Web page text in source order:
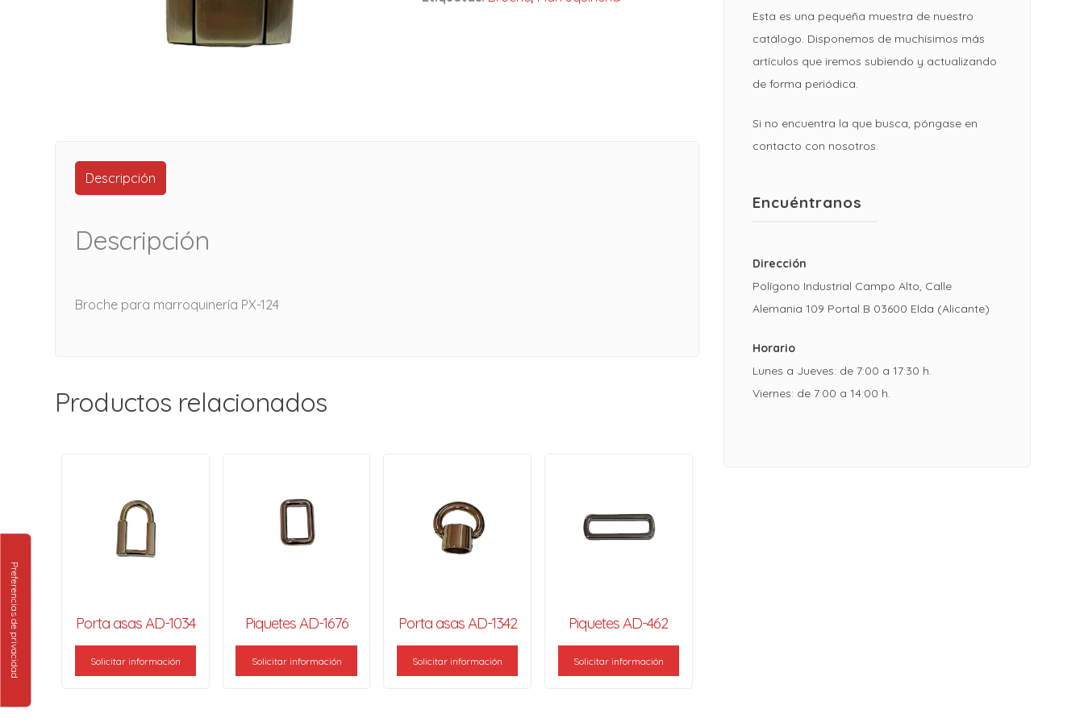
Descripción
Descripción
Broche para marroquinería PX-124
Productos relacionados
Porta asas AD-1034
Solicitar información
Piquetes AD-1676
Solicitar información
Porta asas AD-1342
Solicitar información
Piquetes AD-462
Solicitar información
Esta es una pequeña muestra de nuestro
catálogo. Disponemos de muchísimos más
artículos que iremos subiendo y actualizando
de forma periódica.
Si no encuentra la que busca, póngase en
contacto con nosotros.
Encuéntranos
Dirección
Polígono Industrial Campo Alto, Calle
Alemania 109 Portal B 03600 Elda (Alicante)
Horario
Lunes a Jueves: de 7:00 a 17:30 h.
Viernes: de 7:00 a 14:00 h.